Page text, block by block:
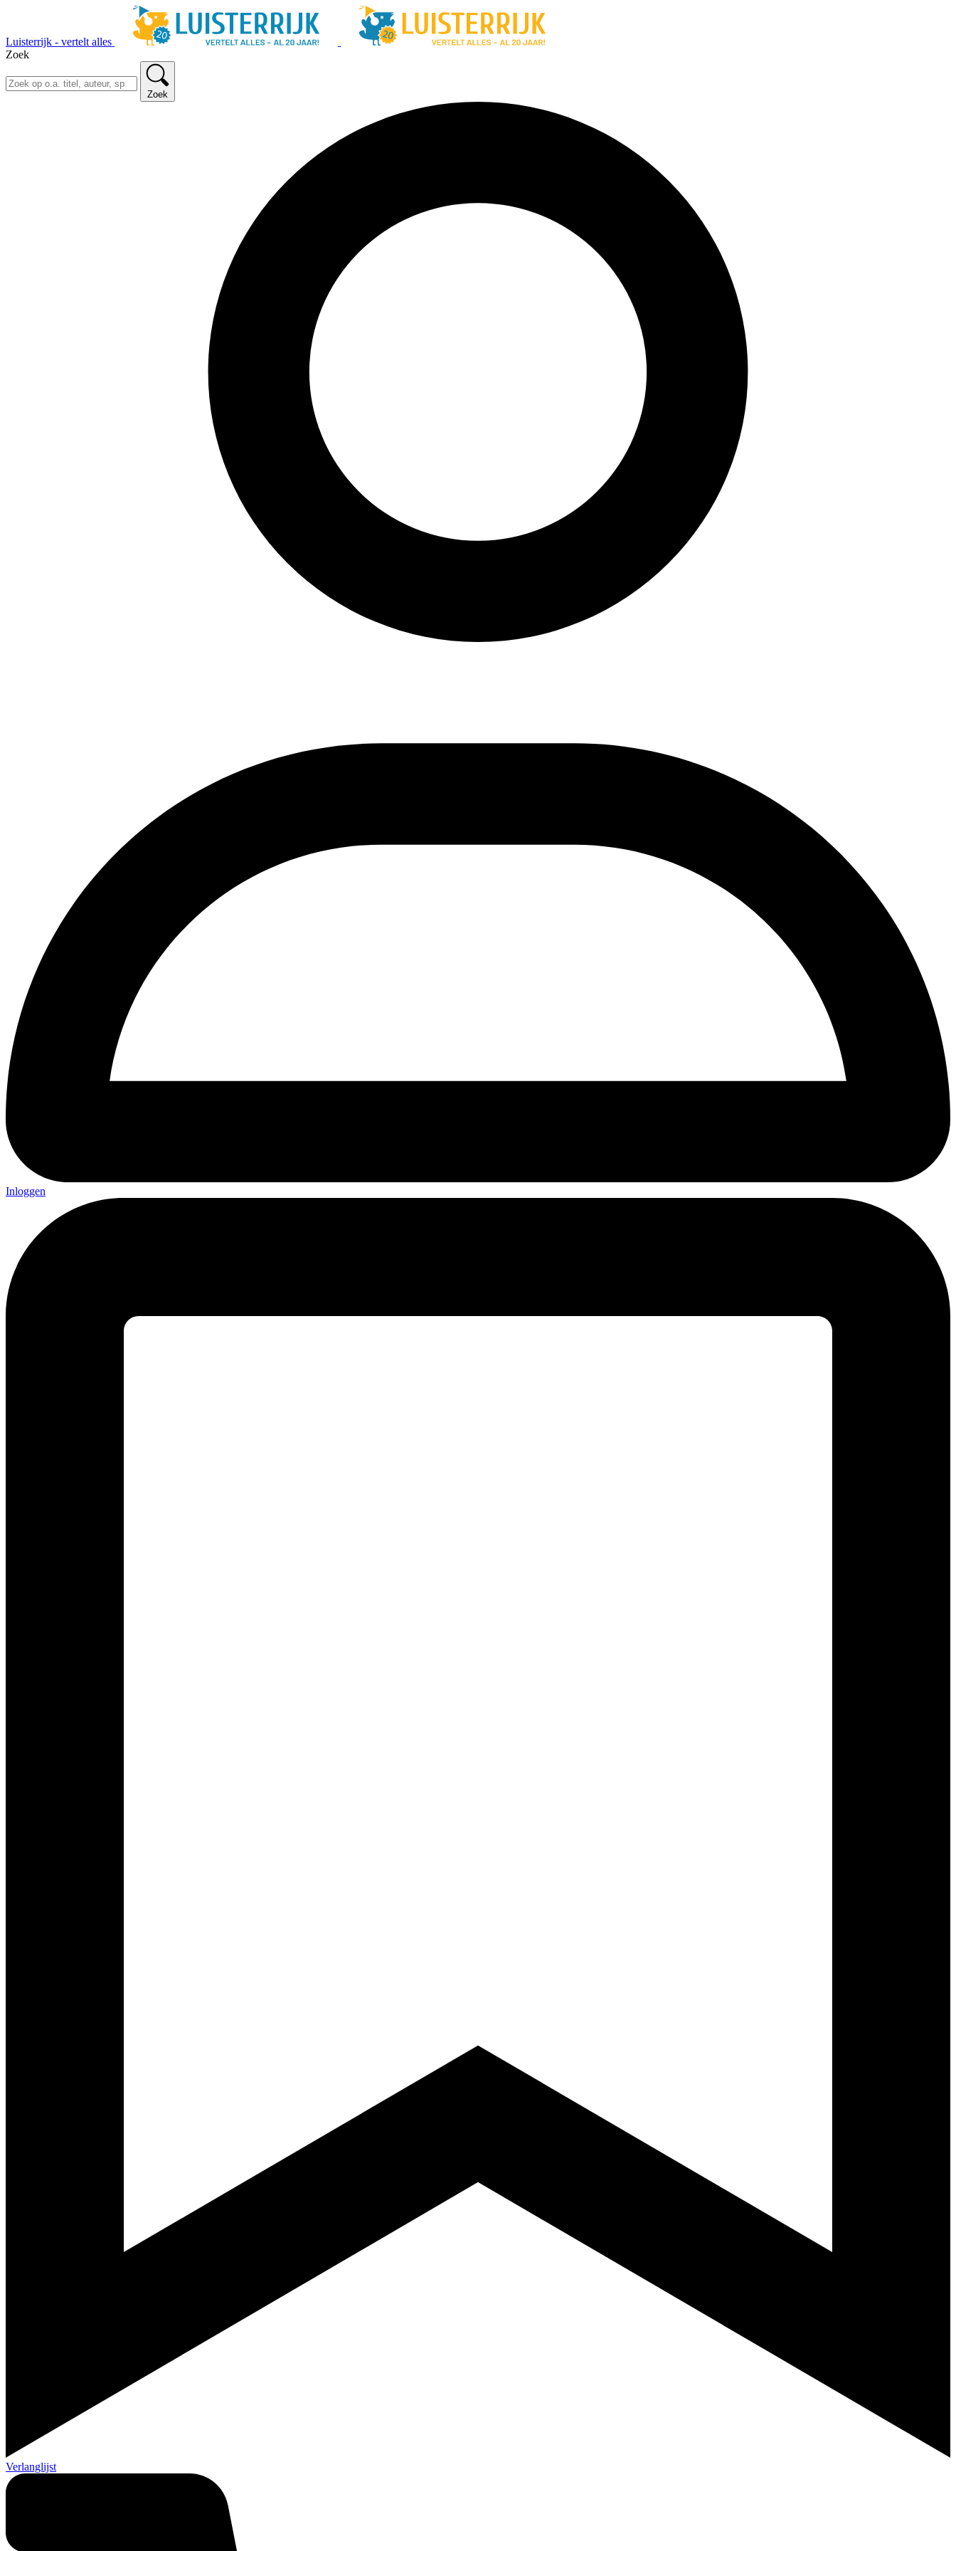
Luisterrijk - vertelt alles
Zoek
Zoek
Inloggen
Verlanglijst